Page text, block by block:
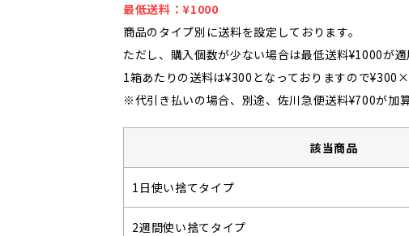
最低送料：¥1000
商品のタイプ別に送料を設定しております。
ただし、購入個数が少ない場合は最低送料¥1000が
1箱あたりの送料は¥300となっておりますので
※代引き払いの場合、別途、佐川急便送料¥700が加算
該当商品
1日使い捨てタイプ
2週間使い捨てタイプ